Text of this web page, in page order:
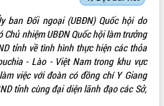
ban Đối ngoại (UBĐN) Quốc hội do
nhiệm UBĐN Quốc hội làm trưởng
tỉnh về tình hình thực hiện các thỏa
- Lào - Việt Nam trong khu vực
việc với đoàn có đồng chí Y Giang
tỉnh cùng đại diện lãnh đạo các Sở,